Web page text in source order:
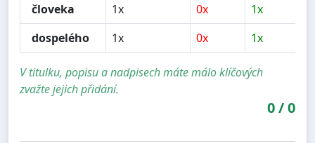
človeka
1x 0x 1x
dospelého
1x 0x 1x
V titulku, popisu a nadpisech máte málo klíčových
zvažte jejich přidání.
0/0